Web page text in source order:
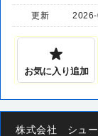
更新
お気に入り追加
株式会社 シュー